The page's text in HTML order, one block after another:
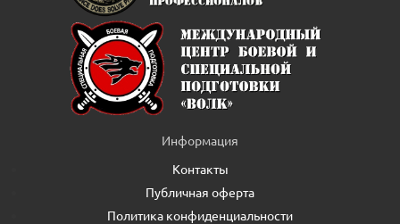
Информация
Контакты
Публичная оферта
Политика конфиденциальности